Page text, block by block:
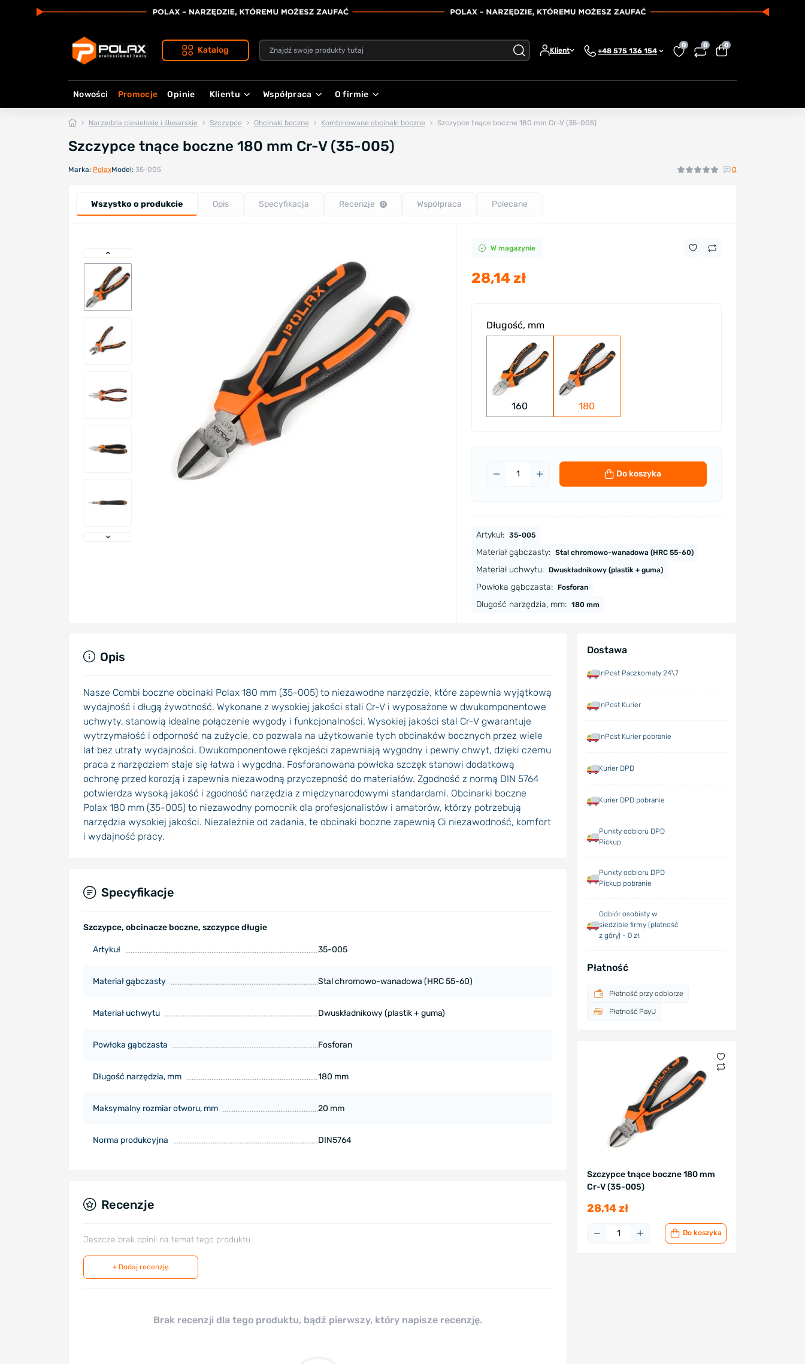
Katalog Klient +48 575 136 154
0 0 0
Nowości Promocje Opinie Klientu Współpraca O firmie
Narzędzia ciesielskie i ślusarskie Szczypce Obcinaki boczne Kombinowane obcinaki boczne Szczypce tnące boczne 180 mm Cr-V (35-005)
Szczypce tnące boczne 180 mm Cr-V (35-005)
Marka: PolaxModel: 35-005 0
Wszystko o produkcie Opis Specyfikacja Recenzje 0 Współpraca Polecane
W magazynie
28,14 zł
Długość, mm
160 180
Do koszyka
Artykuł: 35-005
Materiał gąbczasty: Stal chromowo-wanadowa (HRC 55-60)
Materiał uchwytu: Dwuskładnikowy (plastik + guma)
Powłoka gąbczasta: Fosforan
Długość narzędzia, mm: 180 mm
Dostawa
InPost Paczkomaty 24\7
InPost Kurier
InPost Kurier pobranie
Kurier DPD
Kurier DPD pobranie
Punkty odbioru DPD
Pickup
Punkty odbioru DPD
Pickup pobranie
Odbiór osobisty w
siedzibie firmy (płatność
z góry) - 0 zł.
Płatność
Płatność przy odbiorze
Płatność PayU
Szczypce tnące boczne 180 mm
Cr-V (35-005)
28,14 zł
Do koszyka
Opis
Nasze Combi boczne obcinaki Polax 180 mm (35-005) to niezawodne narzędzie, które zapewnia wyjątkową
wydajność i długą żywotność. Wykonane z wysokiej jakości stali Cr-V i wyposażone w dwukomponentowe
uchwyty, stanowią idealne połączenie wygody i funkcjonalności. Wysokiej jakości stal Cr-V gwarantuje
wytrzymałość i odporność na zużycie, co pozwala na użytkowanie tych obcinaków bocznych przez wiele
lat bez utraty wydajności. Dwukomponentowe rękojeści zapewniają wygodny i pewny chwyt, dzięki czemu
praca z narzędziem staje się łatwa i wygodna. Fosforanowana powłoka szczęk stanowi dodatkową
ochronę przed korozją i zapewnia niezawodną przyczepność do materiałów. Zgodność z normą DIN 5764
potwierdza wysoką jakość i zgodność narzędzia z międzynarodowymi standardami. Obcinarki boczne
Polax 180 mm (35-005) to niezawodny pomocnik dla profesjonalistów i amatorów, którzy potrzebują
narzędzia wysokiej jakości. Niezależnie od zadania, te obcinaki boczne zapewnią Ci niezawodność, komfort
i wydajność pracy.
Specyfikacje
Szczypce, obcinacze boczne, szczypce długie
Artykuł 35-005
Materiał gąbczasty Stal chromowo-wanadowa (HRC 55-60)
Materiał uchwytu Dwuskładnikowy (plastik + guma)
Powłoka gąbczasta Fosforan
Długość narzędzia, mm 180 mm
Maksymalny rozmiar otworu, mm 20 mm
Norma produkcyjna DIN5764
Recenzje
Jeszcze brak opinii na temat tego produktu
+ Dodaj recenzję
Brak recenzji dla tego produktu, bądź pierwszy, który napisze recenzję.